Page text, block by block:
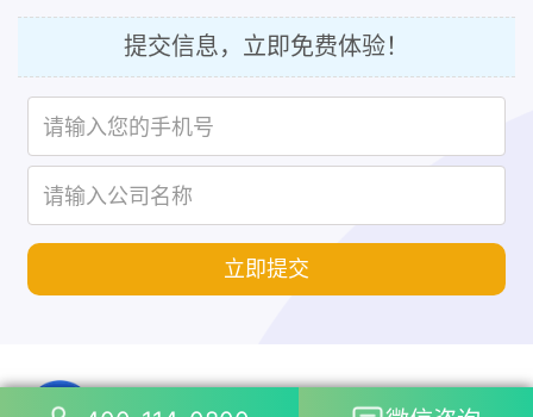
提交信息，立即免费体验！
立即提交